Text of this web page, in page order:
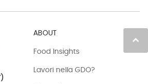
keyboard_arrow_up
ABOUT
Food Insights
Lavori nella GDO?